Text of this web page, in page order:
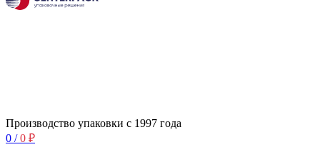
Производство упаковки с 1997 года
0 / 0 ₽